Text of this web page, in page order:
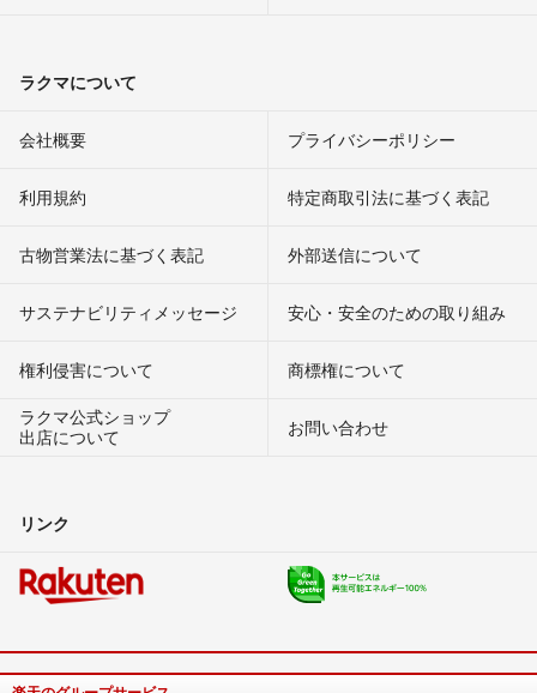
ラクマについて
会社概要 プライバシーポリシー
利用規約 特定商取引法に基づく表記
古物営業法に基づく表記 外部送信について
サステナビリティメッセージ 安心・安全のための取り組み
権利侵害について
商標権について
ラクマ公式ショップ
出店について
お問い合わせ
リンク